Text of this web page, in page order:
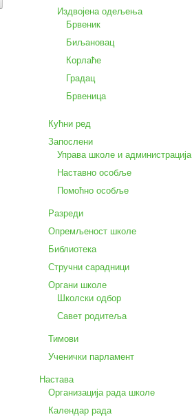
Издвојена одељења
Брвеник
Биљановац
Корлаће
Градац
Брвеница
Кућни ред
Запослени
Управа школе и администрација
Наставно особље
Помоћно особље
Разреди
Опремљеност школе
Библиотека
Стручни сарадници
Органи школе
Школски одбор
Савет родитеља
Тимови
Ученички парламент
Настава
Организација рада школе
Календар рада